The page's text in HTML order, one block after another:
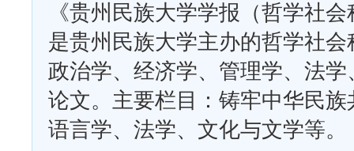
《贵州民族大学学报（哲学社
是贵州民族大学主办的哲学社
政治学、经济学、管理学、法
论文。主要栏目：铸牢中华民
语言学、法学、文化与文学等。